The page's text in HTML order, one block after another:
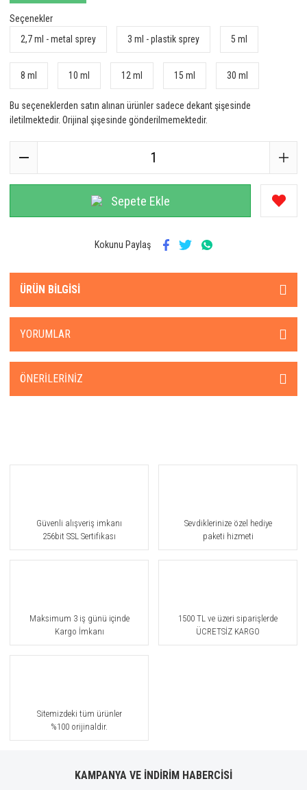
Seçenekler
2,7 ml - metal sprey
3 ml - plastik sprey 5 ml
8 ml 10 ml 12 ml 15 ml 30 ml
Bu seçeneklerden satın alınan ürünler sadece dekant şişesinde
iletilmektedir. Orijinal şişesinde gönderilmemektedir.
Sepete Ekle
Kokunu Paylaş
ÜRÜN BILGISI
YORUMLAR
ÖNERILERINIZ
Güvenli alışveriş imkanı
256bit SSL Sertifikası
Sevdiklerinize özel hediye
paketi hizmeti
Maksimum 3 iş günü içinde
Kargo İmkanı
1500 TL ve üzeri siparişlerde
ÜCRETSİZ KARGO
Sitemizdeki tüm ürünler
%100 orijinaldir.
KAMPANYA VE İNDİRİM HABERCİSİ